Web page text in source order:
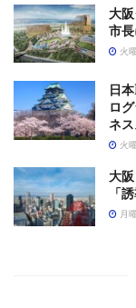
大
市
火
日
ロ
ネ
火
大
「
月